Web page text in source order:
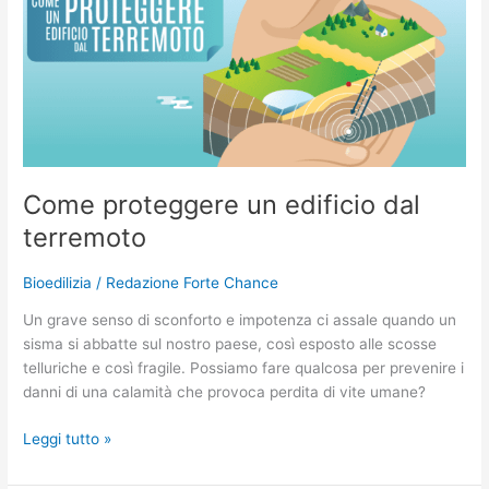
Come proteggere un edificio dal
terremoto
Bioedilizia / Redazione Forte Chance
Un grave senso di sconforto e impotenza ci assale quando un
sisma si abbatte sul nostro paese, così esposto alle scosse
telluriche e così fragile. Possiamo fare qualcosa per prevenire i
danni di una calamità che provoca perdita di vite umane?
proteggere
edificio
Leggi tutto »